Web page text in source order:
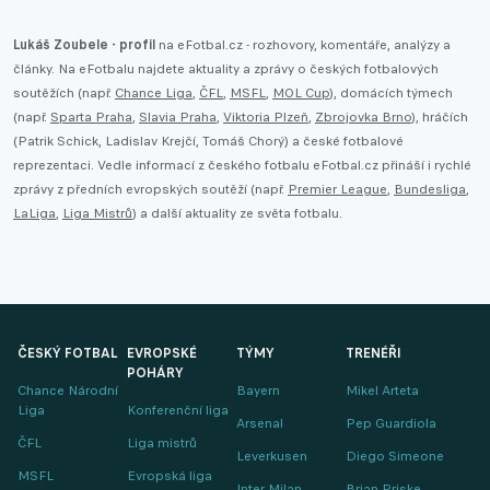
Lukáš Zoubele - profil na eFotbal.cz - rozhovory, komentáře, analýzy a
články. Na eFotbalu najdete aktuality a zprávy o českých fotbalových
soutěžích (např. Chance Liga, ČFL, MSFL, MOL Cup), domácích týmech
(např. Sparta Praha, Slavia Praha, Viktoria Plzeň, Zbrojovka Brno), hráčích
(Patrik Schick, Ladislav Krejčí, Tomáš Chorý) a české fotbalové
reprezentaci. Vedle informací z českého fotbalu eFotbal.cz přináší i rychlé
zprávy z předních evropských soutěží (např. Premier League, Bundesliga,
LaLiga, Liga Mistrů) a další aktuality ze světa fotbalu.
ČESKÝ FOTBAL
Chance Národní
Liga
ČFL
MSFL
EVROPSKÉ
POHÁRY
Konferenční liga
Liga mistrů
Evropská liga
TÝMY
Bayern
Arsenal
Leverkusen
TRENÉŘI
Mikel Arteta
Pep Guardiola
Diego Simeone